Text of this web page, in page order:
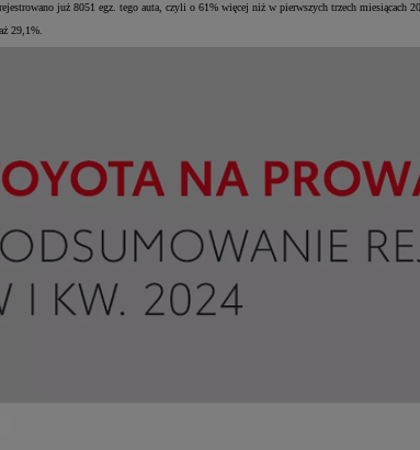
już 8051 egz. tego auta, czyli o 61% więcej niż w pierwszych trzech miesiącach
29,1%.